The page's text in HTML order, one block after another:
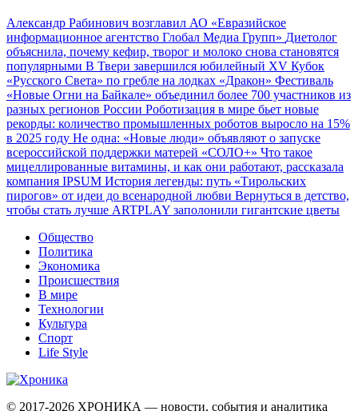
Александр Рабинович возглавил АО «Евразийское
информационное агентство Глобал Медиа Групп» Диетолог
объяснила, почему кефир, творог и молоко снова становятся
популярными В Твери завершился юбилейный XV Кубок
«Русского Света» по гребле на лодках «Дракон» Фестиваль
«Новые Огни на Байкале» объединил более 700 участников из
разных регионов России Роботизация в мире бьет новые
рекорды: количество промышленных роботов выросло на 15%
в 2025 году Не одна: «Новые люди» объявляют о запуске
всероссийской поддержки матерей «СОЛО+» Что такое
мицеллированные витамины, и как они работают, рассказала
компания IPSUM История легенды: путь «Тирольских
пирогов» от идеи до всенародной любви Вернуться в детство,
чтобы стать лучше ARTPLAY заполонили гигантские цветы
Общество
Политика
Экономика
Происшествия
В мире
Технологии
Культура
Спорт
Life Style
© 2017-2026 ХРОНИКА — новости, события и аналитика